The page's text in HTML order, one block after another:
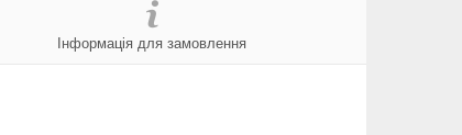
Інформація для замовлення